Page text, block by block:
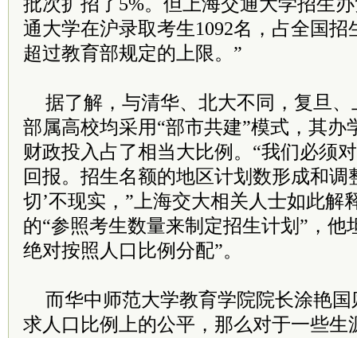
通大学在沪录取考生1092名，占全国招
超过教育部规定的上限。”
据了解，与清华、北大不同，复旦
部属高校均采用“部市共建”模式，其办
财政投入占了相当大比例。“我们必须
回报。招生名额的地区计划数形成和调
切’不现实，”上海交大相关人士如此解
的“参照考生数量来制定招生计划”，他
绝对按照人口比例分配”。
而华中师范大学教育学院院长涂艳
求人口比例上的公平，那么对于一些生